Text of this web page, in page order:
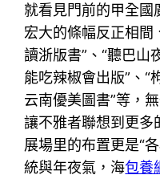
就看見門前的甲全國
宏大的條幅反正相間
讀浙版書”、“聽巴山
能吃辣椒會出版”、“
云南優美圖書”等，
讓不雅者聯想到更多
展場里的布置更是“
統與年夜氣，海包養